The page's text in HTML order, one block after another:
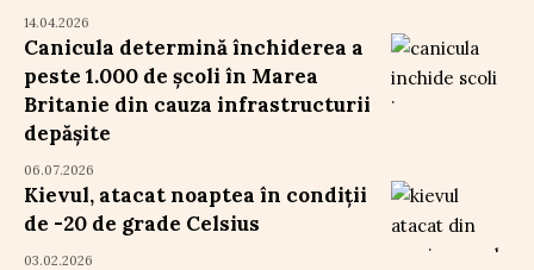
14.04.2026
Canicula determină închiderea a
peste 1.000 de școli în Marea
Britanie din cauza infrastructurii
depășite
06.07.2026
Kievul, atacat noaptea în condiții
de -20 de grade Celsius
03.02.2026